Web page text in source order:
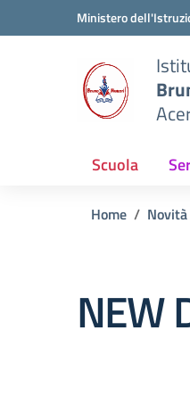
Vai ai contenuti
Vai al menu di navigazione
Ministero
Scuola
Home Novità
NEW